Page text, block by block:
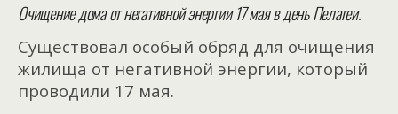
Очищение дома от негативной энергии 17 мая в день Пелагеи.
Существовал особый обряд для очищения
жилища от негативной энергии, который
проводили 17 мая.